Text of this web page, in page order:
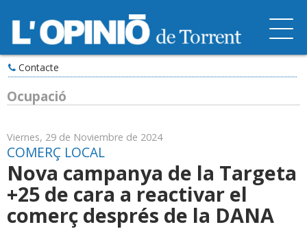
Contacte
Ocupació
Viernes, 29 de Noviembre de 2024
COMERÇ LOCAL
Nova campanya de la Targeta
+25 de cara a reactivar el
comerç després de la DANA